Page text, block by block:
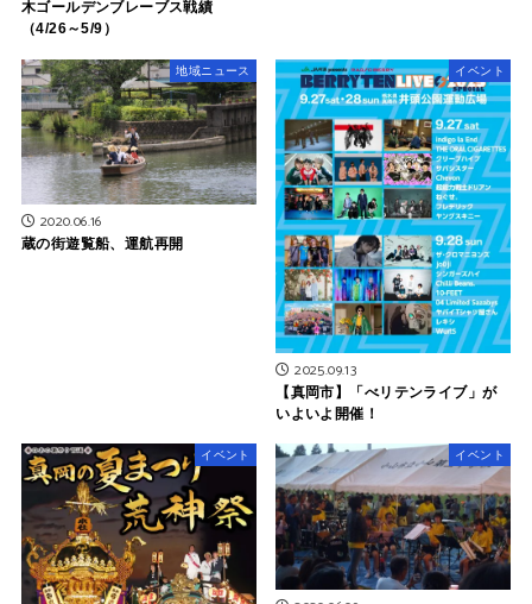
木ゴールデンブレーブス戦績
（4/26～5/9）
地域ニュース
2020.06.16
蔵の街遊覧船、運航再開
イベント
2025.09.13
【真岡市】「べリテンライブ」が
いよいよ開催！
イベント イベント